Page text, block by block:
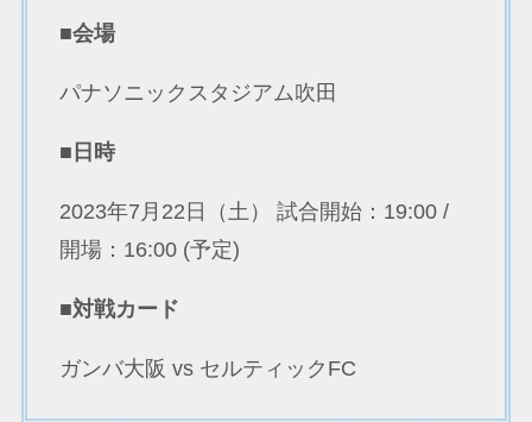
■会場
パナソニックスタジアム吹田
■日時
2023年7月22日（土） 試合開始：19:00 /
開場：16:00 (予定)
■対戦カード
ガンバ大阪 vs セルティックFC